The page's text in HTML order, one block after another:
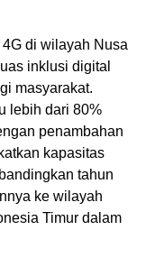
di wilayah Nusa
inklusi digital
masyarakat.
lebih dari 80%
penambahan
kapasitas
tahun
ke wilayah
Timur dalam